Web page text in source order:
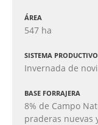
ÁREA
547 ha
SISTEMA PRODUCTIVO
Invernada de
BASE FORRAJERA
8% de Campo
praderas nuevas